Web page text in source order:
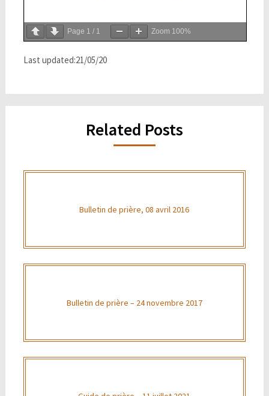
Page 1 / 1 Zoom 100%
Last updated:21/05/20
Related Posts
Bulletin de prière, 08 avril 2016
Bulletin de prière – 24 novembre 2017